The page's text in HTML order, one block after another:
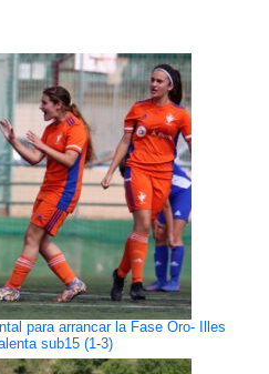
para arrancar la Fase Oro- Illes
sub15 (1-3)